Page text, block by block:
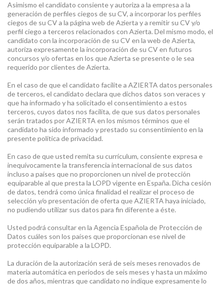
Asimismo el candidato consiente y autoriza a la empresa a la
generación de perfiles ciegos de su CV, a incorporar los perfiles
ciegos de su CV a la página web de Azierta y a remitir su CV y/o
perfil ciego a terceros relacionados con Azierta. Del mismo modo, el
candidato con la incorporación de su CV en la web de Azierta,
autoriza expresamente la incorporación de su CV en futuros
concursos y/o ofertas en los que Azierta se presente o le sea
requerido por clientes de Azierta.
En el caso de que el candidato facilite a AZIERTA datos personales
de terceros, el candidato declara que dichos datos son veraces y
que ha informado y ha solicitado el consentimiento a estos
terceros, cuyos datos nos facilita, de que sus datos personales
serán tratados por AZIERTA en los mismos términos que el
candidato ha sido informado y prestado su consentimiento en la
presente política de privacidad.
En caso de que usted remita su currículum, consiente expresa e
inequívocamente la transferencia internacional de sus datos
incluso a países que no proporcionen un nivel de protección
equiparable al que presta la LOPD vigente en España. Dicha cesión
de datos, tendrá como única finalidad el realizar el proceso de
selección y/o presentación de oferta que AZIERTA haya iniciado,
no pudiendo utilizar sus datos para fin diferente a éste.
Usted podrá consultar en la Agencia Española de Protección de
Datos cuáles son los países que proporcionan ese nivel de
protección equiparable a la LOPD.
La duración de la autorización será de seis meses renovados de
materia automática en periodos de seis meses y hasta un máximo
de dos años, mientras que candidato no indique expresamente lo